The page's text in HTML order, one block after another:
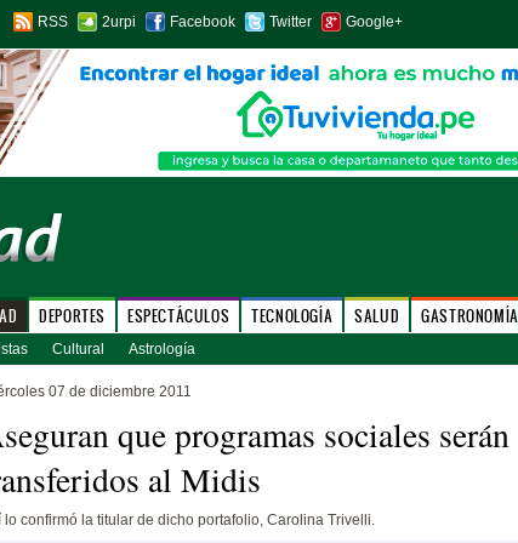
RSS 2urpi Facebook Twitter Google+
DEPORTES ESPECTÁCULOS TECNOLOGÍA SALUD GASTRONOMÍA
Cultural Astrología
07 de diciembre 2011
que programas sociales serán
al Midis
lo confirmó la titular de dicho portafolio, Carolina Trivelli.